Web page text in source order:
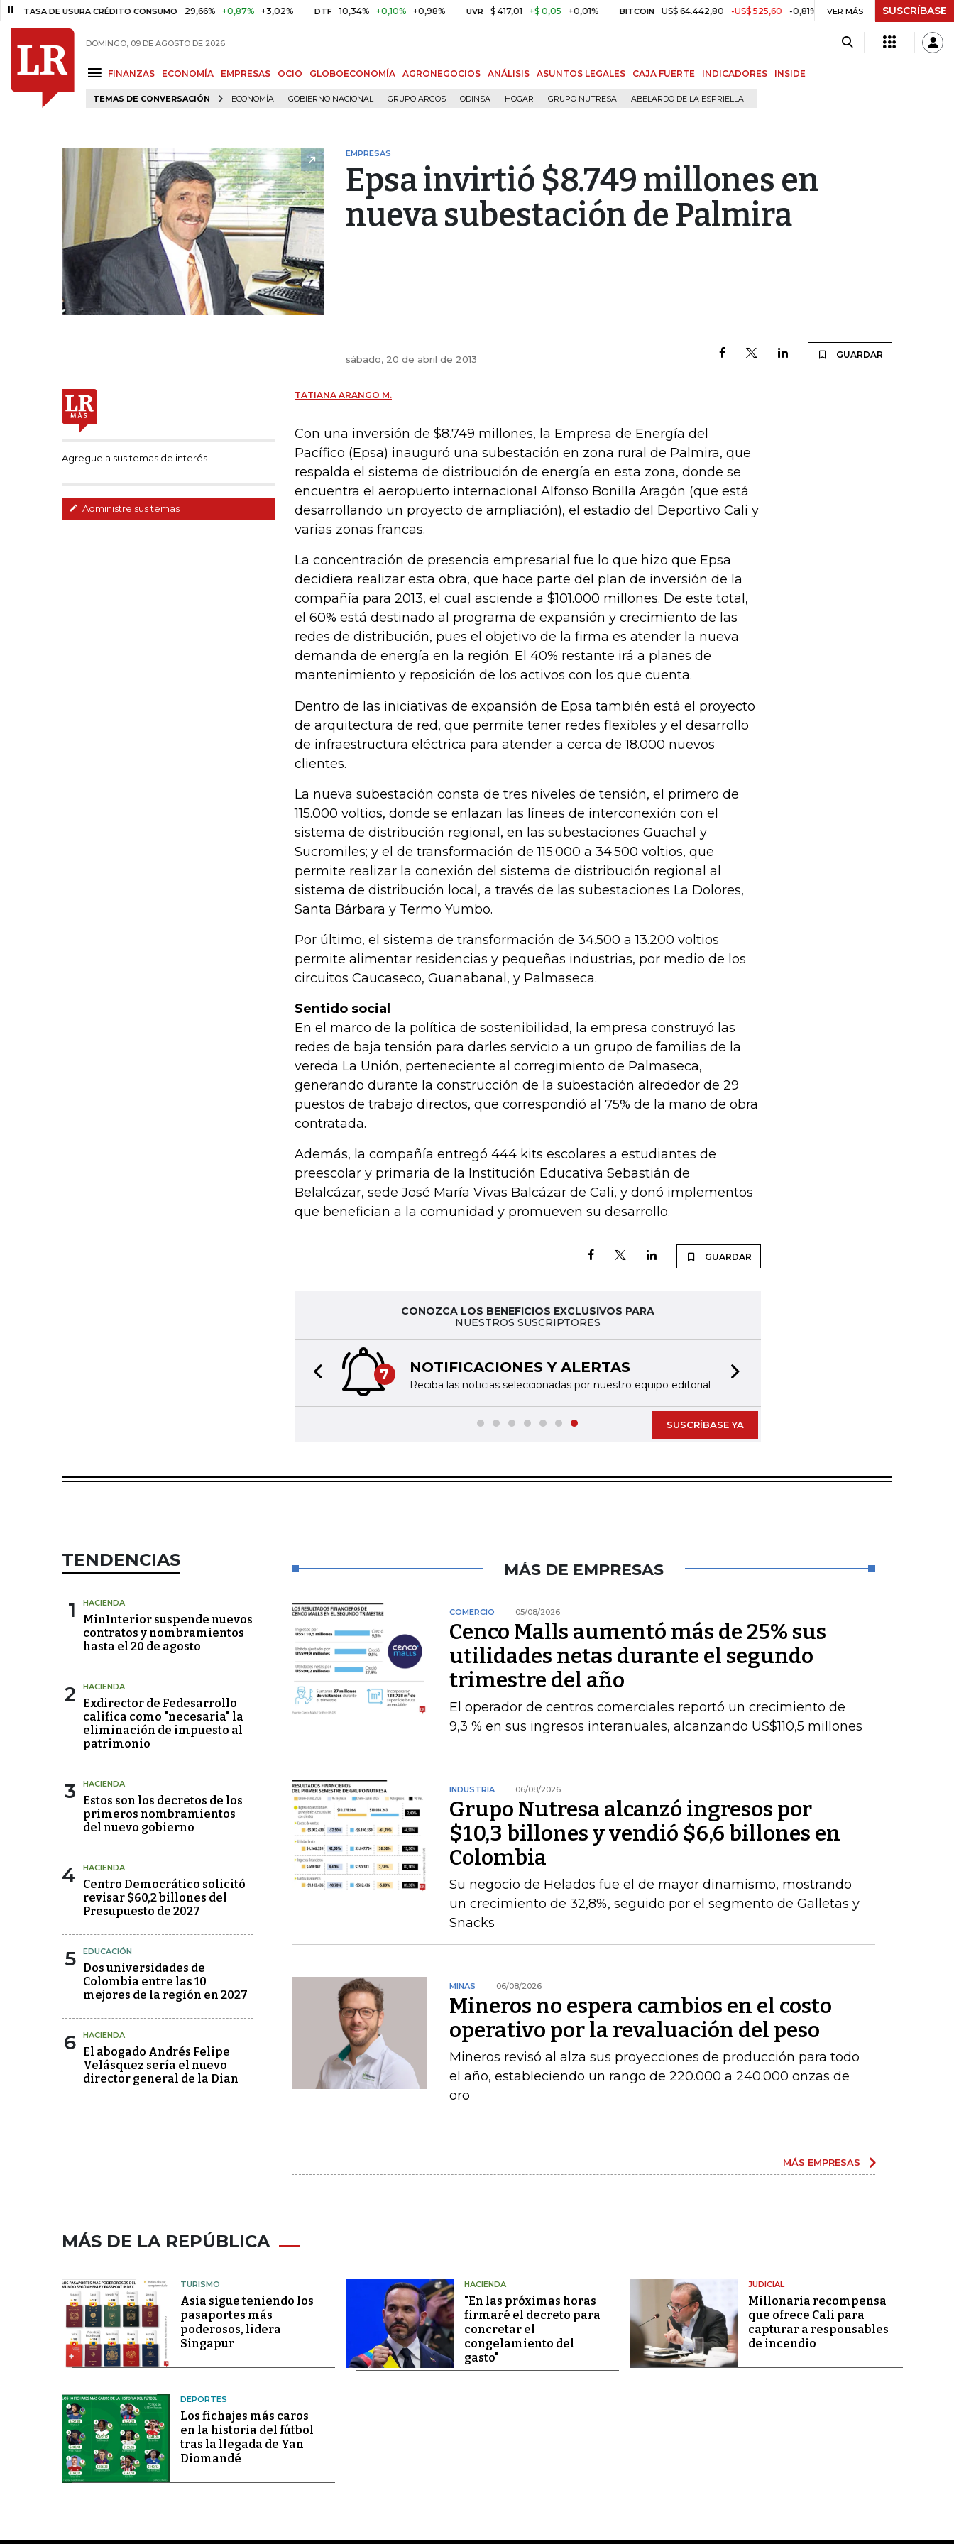
DE USURA CRÉDITO CONSUMO 29,66% +0,87% +3,02% DTF 10,34% +0,10% +0,98% UVR $ 417,01 +$ 0,05 +0,01% BITCOIN US$ 64.442,80 -US$ 525,60 -0,81% TRM $ 3.157,43 -$ 21,97 -0,69%
VER MÁS SUSCRÍBASE
DOMINGO, 09 DE AGOSTO DE 2026
FINANZAS ECONOMÍA EMPRESAS OCIO GLOBOECONOMÍA AGRONEGOCIOS ANÁLISIS ASUNTOS LEGALES CAJA FUERTE INDICADORES INSIDE
TEMAS DE CONVERSACIÓN ECONOMÍA GOBIERNO NACIONAL GRUPO ARGOS ODINSA HOGAR GRUPO NUTRESA ABELARDO DE LA ESPRIELLA
EMPRESAS
Epsa invirtió $8.749 millones en
nueva subestación de Palmira
sábado, 20 de abril de 2013 GUARDAR
Agregue a sus temas de interés
Administre sus temas
TATIANA ARANGO M.
Con una inversión de $8.749 millones, la Empresa de Energía del
Pacífico (Epsa) inauguró una subestación en zona rural de Palmira, que
respalda el sistema de distribución de energía en esta zona, donde se
encuentra el aeropuerto internacional Alfonso Bonilla Aragón (que está
desarrollando un proyecto de ampliación), el estadio del Deportivo Cali y
varias zonas francas.
La concentración de presencia empresarial fue lo que hizo que Epsa
decidiera realizar esta obra, que hace parte del plan de inversión de la
compañía para 2013, el cual asciende a $101.000 millones. De este total,
el 60% está destinado al programa de expansión y crecimiento de las
redes de distribución, pues el objetivo de la firma es atender la nueva
demanda de energía en la región. El 40% restante irá a planes de
mantenimiento y reposición de los activos con los que cuenta.
Dentro de las iniciativas de expansión de Epsa también está el proyecto
de arquitectura de red, que permite tener redes flexibles y el desarrollo
de infraestructura eléctrica para atender a cerca de 18.000 nuevos
clientes.
La nueva subestación consta de tres niveles de tensión, el primero de
115.000 voltios, donde se enlazan las líneas de interconexión con el
sistema de distribución regional, en las subestaciones Guachal y
Sucromiles; y el de transformación de 115.000 a 34.500 voltios, que
permite realizar la conexión del sistema de distribución regional al
sistema de distribución local, a través de las subestaciones La Dolores,
Santa Bárbara y Termo Yumbo.
Por último, el sistema de transformación de 34.500 a 13.200 voltios
permite alimentar residencias y pequeñas industrias, por medio de los
circuitos Caucaseco, Guanabanal, y Palmaseca.
Sentido social
En el marco de la política de sostenibilidad, la empresa construyó las
redes de baja tensión para darles servicio a un grupo de familias de la
vereda La Unión, perteneciente al corregimiento de Palmaseca,
generando durante la construcción de la subestación alrededor de 29
puestos de trabajo directos, que correspondió al 75% de la mano de obra
contratada.
Además, la compañía entregó 444 kits escolares a estudiantes de
preescolar y primaria de la Institución Educativa Sebastián de
Belalcázar, sede José María Vivas Balcázar de Cali, y donó implementos
que benefician a la comunidad y promueven su desarrollo.
GUARDAR
CONOZCA LOS BENEFICIOS EXCLUSIVOS PARA
NUESTROS SUSCRIPTORES
7 NOTIFICACIONES Y ALERTAS
Reciba las noticias seleccionadas por nuestro equipo editorial
Previous slide
SUSCRÍBASE YA
TENDENCIAS
1 HACIENDA
MinInterior suspende nuevos
contratos y nombramientos
hasta el 20 de agosto
2 HACIENDA
Exdirector de Fedesarrollo
califica como "necesaria" la
eliminación de impuesto al
patrimonio
3 HACIENDA
Estos son los decretos de los
primeros nombramientos
del nuevo gobierno
4 HACIENDA
Centro Democrático solicitó
revisar $60,2 billones del
Presupuesto de 2027
5 EDUCACIÓN
Dos universidades de
Colombia entre las 10
mejores de la región en 2027
6 HACIENDA
El abogado Andrés Felipe
Velásquez sería el nuevo
director general de la Dian
MÁS DE EMPRESAS
COMERCIO 05/08/2026
Cenco Malls aumentó más de 25% sus
utilidades netas durante el segundo
trimestre del año
El operador de centros comerciales reportó un crecimiento de
9,3 % en sus ingresos interanuales, alcanzando US$110,5 millones
INDUSTRIA 06/08/2026
Grupo Nutresa alcanzó ingresos por
$10,3 billones y vendió $6,6 billones en
Colombia
Su negocio de Helados fue el de mayor dinamismo, mostrando
un crecimiento de 32,8%, seguido por el segmento de Galletas y
Snacks
MINAS 06/08/2026
Mineros no espera cambios en el costo
operativo por la revaluación del peso
Mineros revisó al alza sus proyecciones de producción para todo
el año, estableciendo un rango de 220.000 a 240.000 onzas de
oro
MÁS EMPRESAS
MÁS DE LA REPÚBLICA
TURISMO
Asia sigue teniendo los
pasaportes más
poderosos, lidera
Singapur
HACIENDA
"En las próximas horas
firmaré el decreto para
concretar el
congelamiento del
gasto"
JUDICIAL
Millonaria recompensa
que ofrece Cali para
capturar a responsables
de incendio
DEPORTES
Los fichajes más caros
en la historia del fútbol
tras la llegada de Yan
Diomandé